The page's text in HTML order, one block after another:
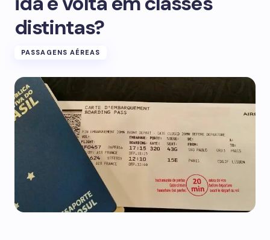
distintas?
PASSAGENS AÉREAS